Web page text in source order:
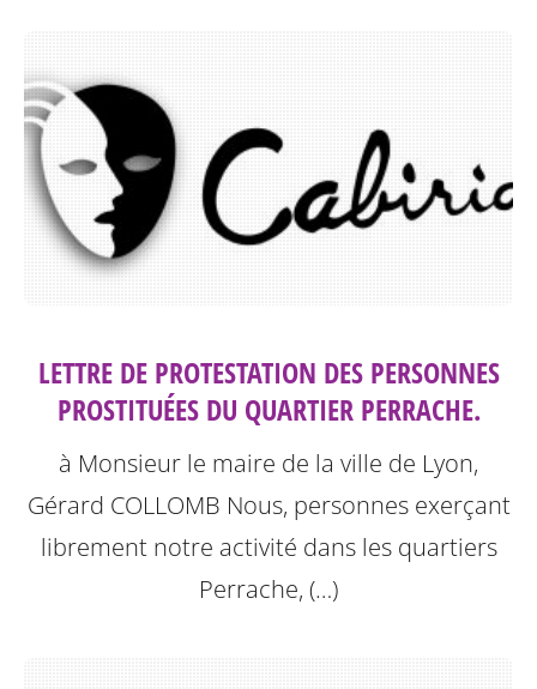
LETTRE DE PROTESTATION DES PERSONNES
PROSTITUÉES DU QUARTIER PERRACHE.
à Monsieur le maire de la ville de Lyon,
Gérard COLLOMB Nous, personnes exerçant
librement notre activité dans les quartiers
Perrache, (…)